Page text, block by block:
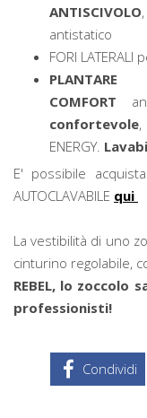
ANTISCIVOLO
antistatico
FORI
COMFORT
confortevole,
ENERGY.
E' possibile
AUTOCLAVABILE qui
La vestibilità di uno
cinturino regolabile,
REBEL, lo
professionisti!
Condividi